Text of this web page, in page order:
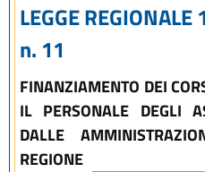
LEGGE
n. 11
FINANZIAMENTO DEI
IL PERSONALE DEGLI
DALLE
REGIONE